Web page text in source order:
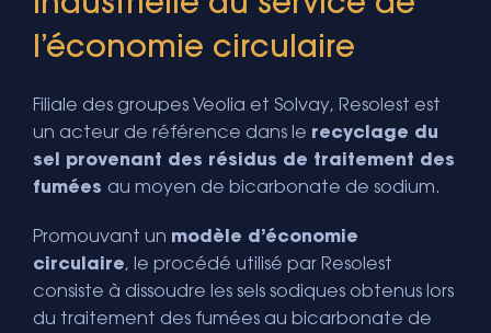
l’économie circulaire
Filiale des groupes Veolia et Solvay, Resolest est
un acteur de référence dans le recyclage du
sel provenant des résidus de traitement des
fumées au moyen de bicarbonate de sodium.
Promouvant un modèle d’économie
circulaire, le procédé utilisé par Resolest
consiste à dissoudre les sels sodiques obtenus lors
du traitement des fumées au bicarbonate de